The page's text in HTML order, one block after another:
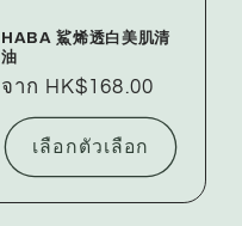
HABA 鯊烯透白美肌清
油
ราคา
ปกติ
จาก HK$168.00
เลือกตัวเลือก